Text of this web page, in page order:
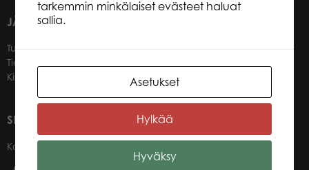
JÄLLEENMYYJILLEMME
Tule jälleenmyyjäksi
Tietoa jälleenmyyjille
Kirjaudu verkkokauppaan
SEURAA MEITÄ
Kanavat
tarkemmin minkälaiset evästeet haluat
sallia.
Asetukset
Hylkää
Hyväksy